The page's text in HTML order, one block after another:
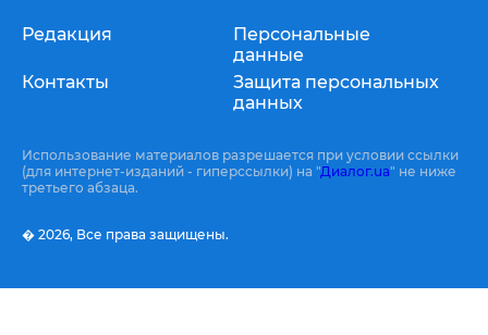
Редакция
Контакты
Персональные
данные
Защита персональных
данных
Использование материалов разрешается при условии ссылки
(для интернет-изданий - гиперссылки) на "Диалог.ua" не ниже
третьего абзаца.
� 2026, Все права защищены.